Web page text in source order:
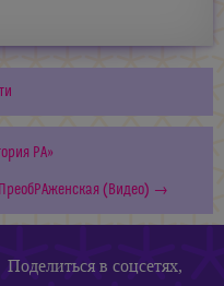
РА»
(Видео) →
Поделиться в соцсетях,